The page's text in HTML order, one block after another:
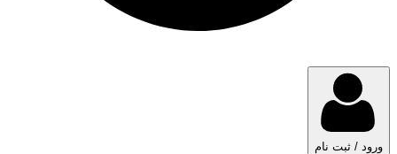
ورود / ثبت نام